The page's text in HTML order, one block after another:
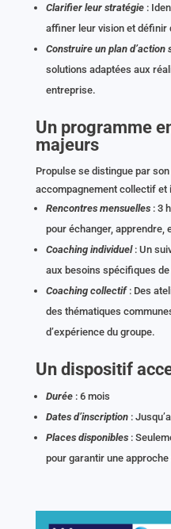
Clarifier leur stratégie :
affiner leur vision et définir
Construire un plan d’action
solutions adaptées aux
entreprise.
Un programme
majeurs
Propulse se distingue par
accompagnement collectif et
Rencontres mensuelles: 3
pour échanger, apprendre,
Coaching individuel: Un
aux besoins spécifiques
Coaching collectif: Des
des thématiques
d’expérience du groupe.
Un dispositif
Durée: 6 mois
Dates d’inscription:
Places disponibles:
pour garantir une